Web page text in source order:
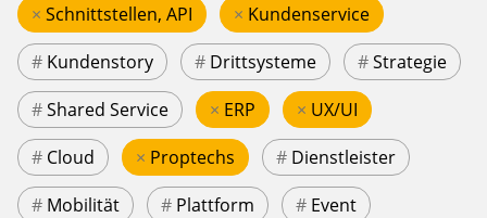
× Schnittstellen, API × Kundenservice
# Kundenstory # Drittsysteme #Strategie
#Shared Service × ERP × UX/UI
# Cloud × Proptechs # Dienstleister
# Mobilität # Plattform # Event